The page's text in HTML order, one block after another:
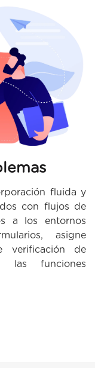
fluida y
con flujos de
a los entornos
asigne
verificación de
las funciones